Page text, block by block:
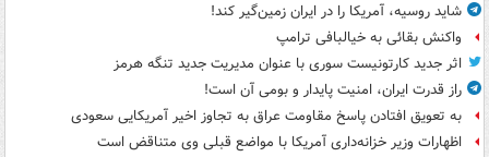
شاید روسیه، آمریکا را در ایران زمین‌گیر کند!
واکنش بقائی به خیالبافی ترامپ
اثر جدید کارتونیست سوری با عنوان مدیریت جدید تنگه هرمز
راز قدرت ایران، امنیت پایدار و بومی آن است!
به تعویق افتادن پاسخ مقاومت عراق به تجاوز اخیر آمریکایی سعودی
اظهارات وزیر خزانه‌داری آمریکا با مواضع قبلی وی متناقض است